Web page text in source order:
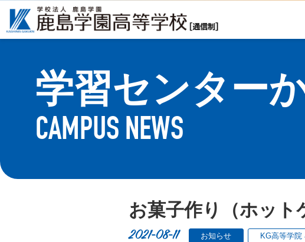
CAMPUS NEWS
お菓子作り（ホット
2021-08-11 お知らせ KG高等学院